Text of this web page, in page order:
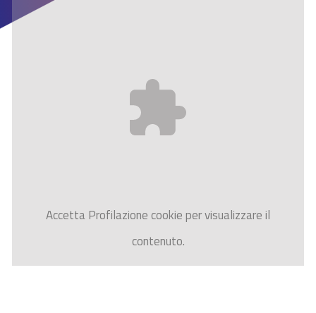
AccettaProfilazionecookie per visualizzare il
contenuto.